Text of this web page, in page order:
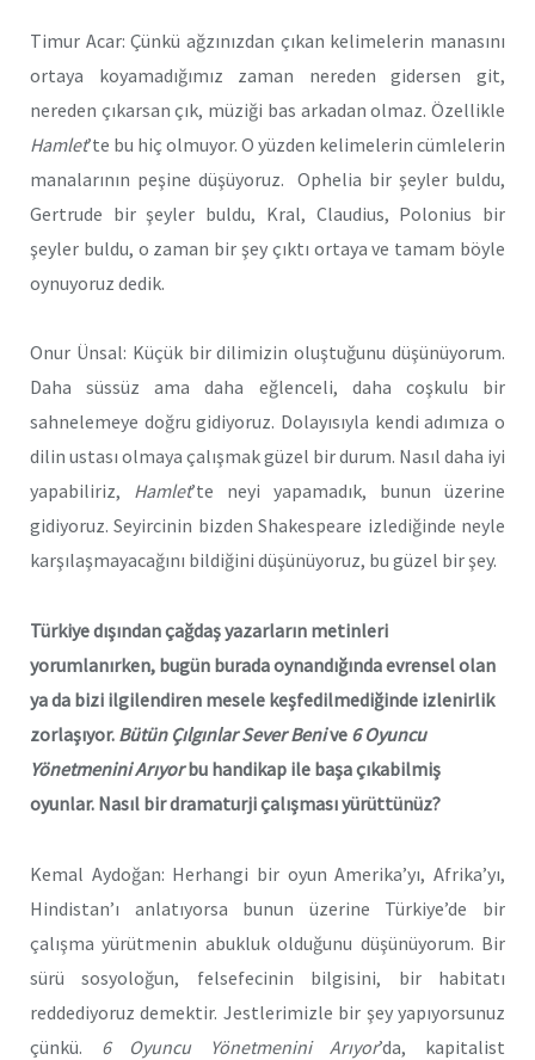
Timur Acar: Çünkü ağzınızdan çıkan kelimelerin manasını
ortaya koyamadığımız zaman nereden gidersen git,
nereden çıkarsan çık, müziği bas arkadan olmaz. Özellikle
Hamlet’te bu hiç olmuyor. O yüzden kelimelerin cümlelerin
manalarının peşine düşüyoruz. Ophelia bir şeyler buldu,
Gertrude bir şeyler buldu, Kral, Claudius, Polonius bir
şeyler buldu, o zaman bir şey çıktı ortaya ve tamam böyle
oynuyoruz dedik.
Onur Ünsal: Küçük bir dilimizin oluştuğunu düşünüyorum.
Daha süssüz ama daha eğlenceli, daha coşkulu bir
sahnelemeye doğru gidiyoruz. Dolayısıyla kendi adımıza o
dilin ustası olmaya çalışmak güzel bir durum. Nasıl daha iyi
yapabiliriz, Hamlet’te neyi yapamadık, bunun üzerine
gidiyoruz. Seyircinin bizden Shakespeare izlediğinde neyle
karşılaşmayacağını bildiğini düşünüyoruz, bu güzel bir şey.
Türkiye dışından çağdaş yazarların metinleri
yorumlanırken, bugün burada oynandığında evrensel olan
ya da bizi ilgilendiren mesele keşfedilmediğinde izlenirlik
zorlaşıyor. Bütün Çılgınlar Sever Benive 6 Oyuncu
Yönetmenini Arıyorbu handikap ile başa çıkabilmiş
oyunlar. Nasıl bir dramaturji çalışması yürüttünüz?
Kemal Aydoğan: Herhangi bir oyun Amerika’yı, Afrika’yı,
Hindistan’ı anlatıyorsa bunun üzerine Türkiye’de bir
çalışma yürütmenin abukluk olduğunu düşünüyorum. Bir
sürü sosyoloğun, felsefecinin bilgisini, bir habitatı
reddediyoruz demektir. Jestlerimizle bir şey yapıyorsunuz
çünkü. 6 Oyuncu Yönetmenini Arıyor’da, kapitalist